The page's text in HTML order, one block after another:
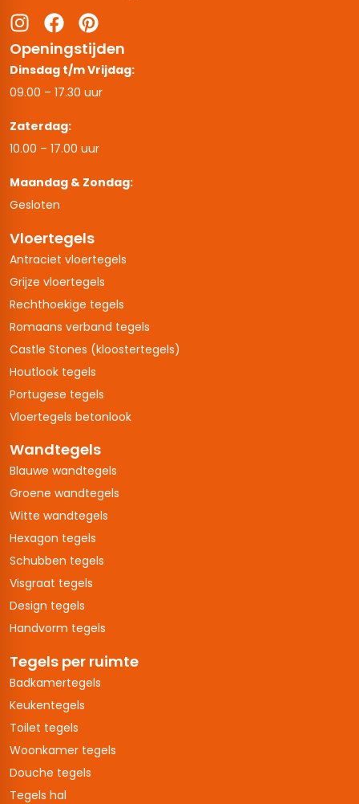
Openingstijden
Dinsdag t/m Vrijdag:
09.00 – 17.30 uur
Zaterdag:
10.00 – 17.00 uur
Maandag & Zondag:
Gesloten
Vloertegels
Antraciet vloertegels
Grijze vloertegels
Rechthoekige tegels
Romaans verband tegels
Castle Stones (kloostertegels)
Houtlook tegels
Portugese tegels
Vloertegels betonlook
Wandtegels
Blauwe wandtegels
Groene wandtegels
Witte wandtegels
Hexagon tegels
Schubben tegels
Visgraat tegels
Design tegels
Handvorm tegels
Tegels per ruimte
Badkamertegels
Keukentegels
Toilet tegels
Woonkamer tegels
Douche tegels
Tegels hal